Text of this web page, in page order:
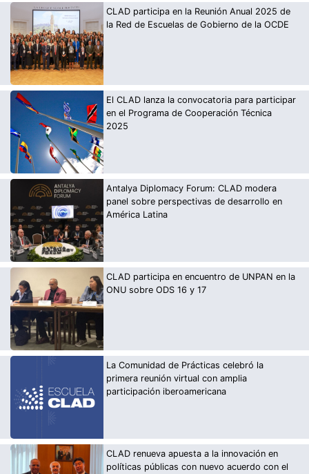
CLAD participa en la Reunión Anual 2025 de
la Red de Escuelas de Gobierno de la OCDE
El CLAD lanza la convocatoria para participar
en el Programa de Cooperación Técnica
2025
Antalya Diplomacy Forum: CLAD modera
panel sobre perspectivas de desarrollo en
América Latina
CLAD participa en encuentro de UNPAN en la
ONU sobre ODS 16 y 17
La Comunidad de Prácticas celebró la
primera reunión virtual con amplia
participación iberoamericana
CLAD renueva apuesta a la innovación en
políticas públicas con nuevo acuerdo con el